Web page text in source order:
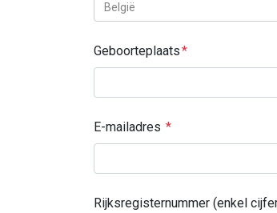
België
Geboorteplaats
E-mailadres
Rijksregisternummer (enkel